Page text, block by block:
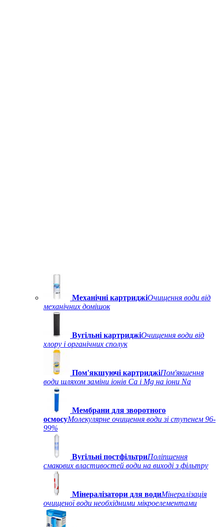
Механічні картриджіОчищення води від
механічних домішок
Вугільні картриджіОчищення води від
хлору і органічних сполук
Пом'якшуючі картриджіПом'якшення
води шляхом заміни іонів Ca і Mg на іони Na
Мембрани для зворотного
осмосуМолекулярне очищення води зі ступенем 96-
99%
Вугільні постфільтриПоліпшення
смакових властивостей води на виході з фільтру
Мінералізатори для водиМінералізація
очищеної води необхідними мікроелементами